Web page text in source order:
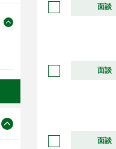
面談
面談
面談